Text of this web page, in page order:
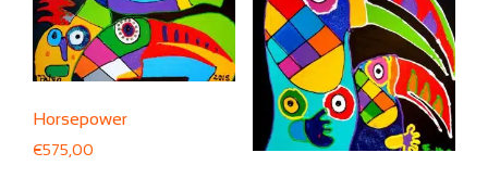
Horsepower
€575,00